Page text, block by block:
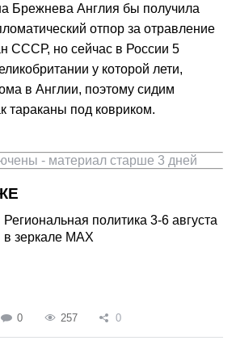
Брежнева Англия бы получила
отпор за отравление
СССР, но сейчас в России 5
у которой лети,
в Англии, поэтому сидим
тараканы под ковриком.
- материал старше 3 дней
Региональная политика 3-6 августа
в зеркале MAX
0 257 0